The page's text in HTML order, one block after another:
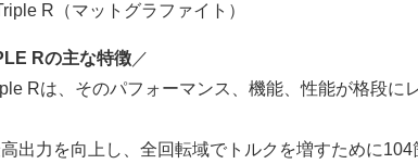
R（マットグラファイト）
Rの主な特徴 ／
Rは、そのパフォーマンス、機能、性能が格段に
出力を向上し、全回転域でトルクを増すために104